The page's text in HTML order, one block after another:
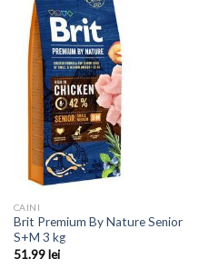
CAINI
Brit Premium By Nature Senior
S+M 3 kg
51.99lei